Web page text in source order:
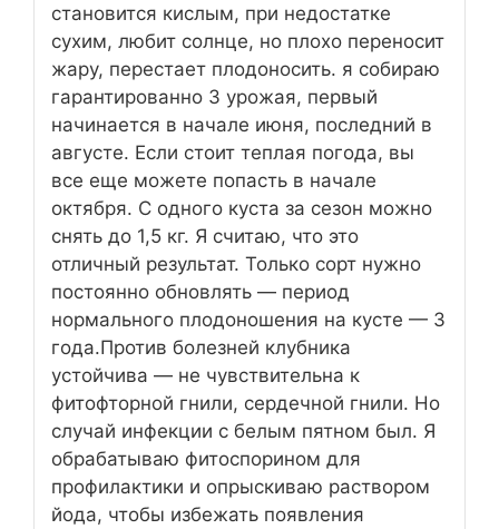
становится кислым, при недостатке
сухим, любит солнце, но плохо переносит
жару, перестает плодоносить. я собираю
гарантированно 3 урожая, первый
начинается в начале июня, последний в
августе. Если стоит теплая погода, вы
все еще можете попасть в начале
октября. С одного куста за сезон можно
снять до 1,5 кг. Я считаю, что это
отличный результат. Только сорт нужно
постоянно обновлять — период
нормального плодоношения на кусте — 3
года.Против болезней клубника
устойчива — не чувствительна к
фитофторной гнили, сердечной гнили. Но
случай инфекции с белым пятном был. Я
обрабатываю фитоспорином для
профилактики и опрыскиваю раствором
йода, чтобы избежать появления